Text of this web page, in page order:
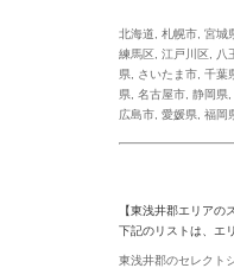
北海道 札幌市 宮城
練馬区 江戸川区 八
県
さいたま市 千葉
県 名古屋市 静岡県
広島市 愛媛県 福岡
【東浅井郡エリアの
下記のリストは、エ
東浅井郡のセレクト